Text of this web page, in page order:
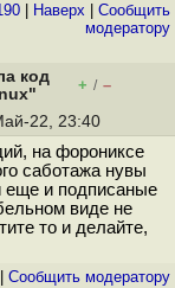
Наверх
Cообщить
модератору
код
+ / –
22, 23:40
на форониксе
саботажа нувы
еще и подписаные
виде не
то и делайте,
Cообщить модератору